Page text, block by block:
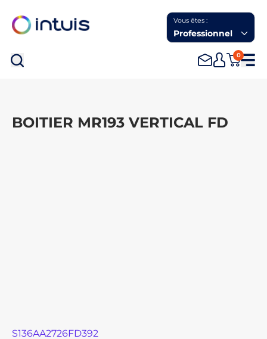
Vous êtes :
Professionnel
0
BOITIER MR193 VERTICAL FD
S136AA2726FD392